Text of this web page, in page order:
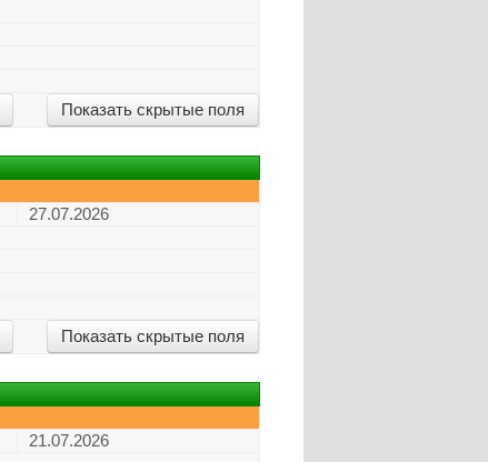
Показать скрытые поля
27.07.2026
Показать скрытые поля
21.07.2026